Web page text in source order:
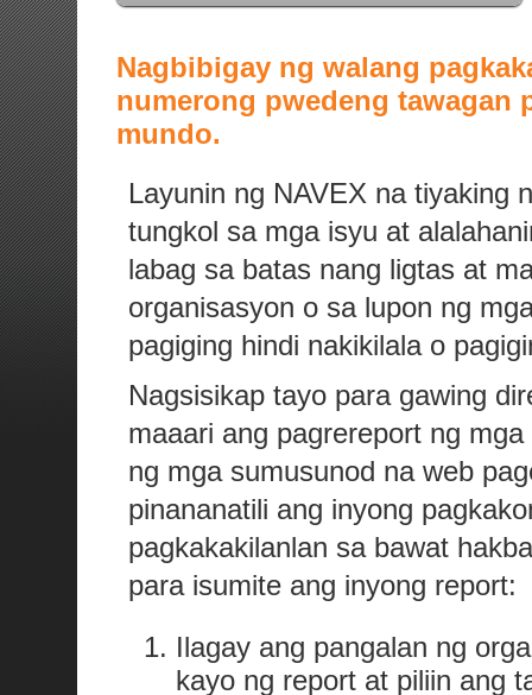
Nagbibigay ng walang
numerong pwedeng tawagan
mundo.
Layunin ng NAVEX na tiyaking
tungkol sa mga isyu at
labag sa batas nang ligtas at
organisasyon o sa lupon ng
pagiging hindi nakikilala o
Nagsisikap tayo para gawing
maaari ang pagrereport ng
ng mga sumusunod na web
pinananatili ang inyong
pagkakakilanlan sa bawat
para isumite ang inyong report:
Ilagay ang pangalan ng
kayo ng report at piliin ang